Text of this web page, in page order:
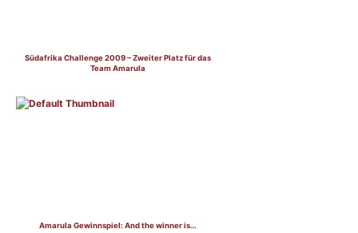
Südafrika Challenge 2009 – Zweiter Platz für das
Team Amarula
Amarula Gewinnspiel: And the winner is…